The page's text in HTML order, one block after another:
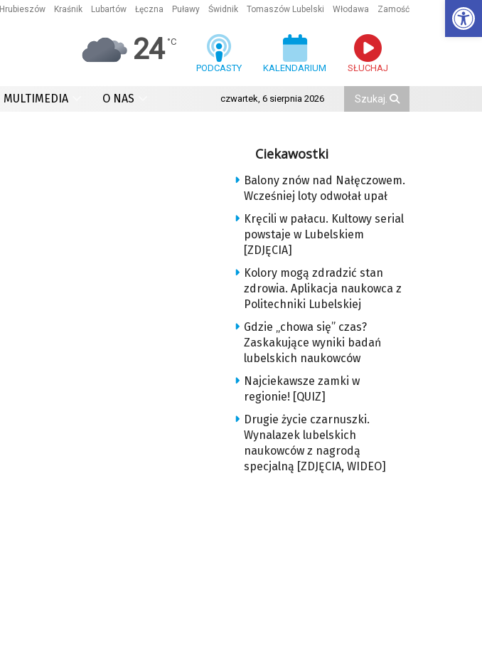
Hrubieszów Kraśnik Lubartów Łęczna Puławy Świdnik Tomaszów Lubelski Włodawa Zamość
24 °C
PODCASTY KALENDARIUM SŁUCHAJ
MULTIMEDIA O NAS czwartek, 6 sierpnia 2026
Ciekawostki
Balony znów nad Nałęczowem.
Wcześniej loty odwołał upał
Kręcili w pałacu. Kultowy serial
powstaje w Lubelskiem
[ZDJĘCIA]
Kolory mogą zdradzić stan
zdrowia. Aplikacja naukowca z
Politechniki Lubelskiej
Gdzie „chowa się” czas?
Zaskakujące wyniki badań
lubelskich naukowców
Najciekawsze zamki w
regionie! [QUIZ]
Drugie życie czarnuszki.
Wynalazek lubelskich
naukowców z nagrodą
specjalną [ZDJĘCIA, WIDEO]